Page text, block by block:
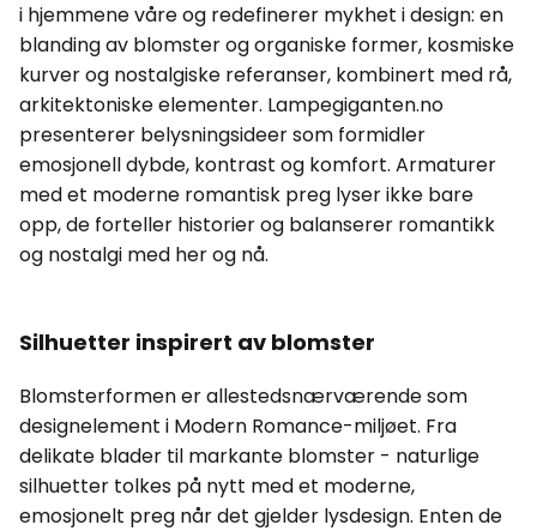
i hjemmene våre og redefinerer mykhet i design: en
blanding av blomster og organiske former, kosmiske
kurver og nostalgiske referanser, kombinert med rå,
arkitektoniske elementer. Lampegiganten.no
presenterer belysningsideer som formidler
emosjonell dybde, kontrast og komfort. Armaturer
med et moderne romantisk preg lyser ikke bare
opp, de forteller historier og balanserer romantikk
og nostalgi med her og nå.
Silhuetter inspirert av blomster
Blomsterformen er allestedsnærværende som
designelement i Modern Romance-miljøet. Fra
delikate blader til markante blomster - naturlige
silhuetter tolkes på nytt med et moderne,
emosjonelt preg når det gjelder lysdesign. Enten de